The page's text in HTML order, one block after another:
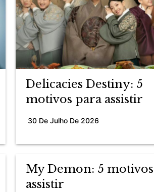
Delicacies Destiny: 5
motivos para assistir
30 De Julho De 2026
My Demon: 5
assistir